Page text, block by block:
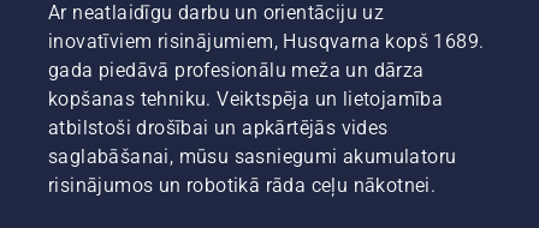
Ar neatlaidīgu darbu un orientāciju uz
inovatīviem risinājumiem, Husqvarna kopš 1689.
gada piedāvā profesionālu meža un dārza
kopšanas tehniku. Veiktspēja un lietojamība
atbilstoši drošībai un apkārtējās vides
saglabāšanai, mūsu sasniegumi akumulatoru
risinājumos un robotikā rāda ceļu nākotnei.